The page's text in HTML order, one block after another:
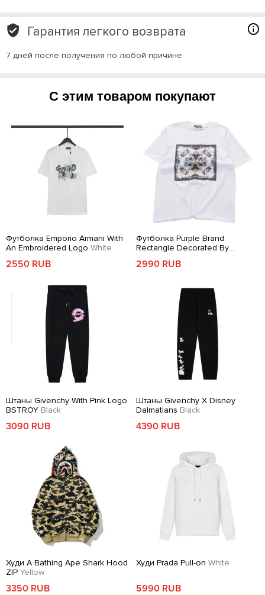
Гарантия легкого возврата
7 дней после получения по любой причине
С этим товаром покупают
Футболка Emporio Armani With
An Embroidered Logo White
2550 RUB
Футболка Purple Brand
Rectangle Decorated By
2990 RUB
Штаны Givenchy With Pink Logo
BSTROY Black
3090 RUB
Штаны Givenchy X Disney
Dalmatians Black
4390 RUB
Худи A Bathing Ape Shark Hood
ZIP Yellow
3350 RUB
Худи Prada Pull-on White
5990 RUB